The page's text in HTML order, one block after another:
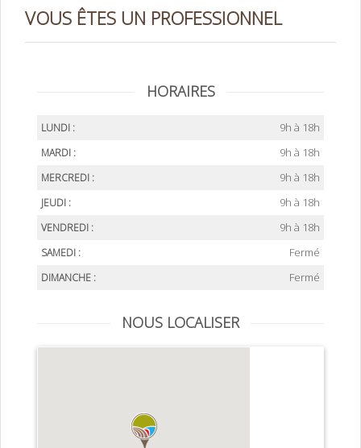
VOUS ÊTES UN PROFESSIONNEL
HORAIRES
LUNDI : 9h à 18h
MARDI : 9h à 18h
MERCREDI : 9h à 18h
JEUDI : 9h à 18h
VENDREDI : 9h à 18h
SAMEDI : Fermé
DIMANCHE : Fermé
NOUS LOCALISER